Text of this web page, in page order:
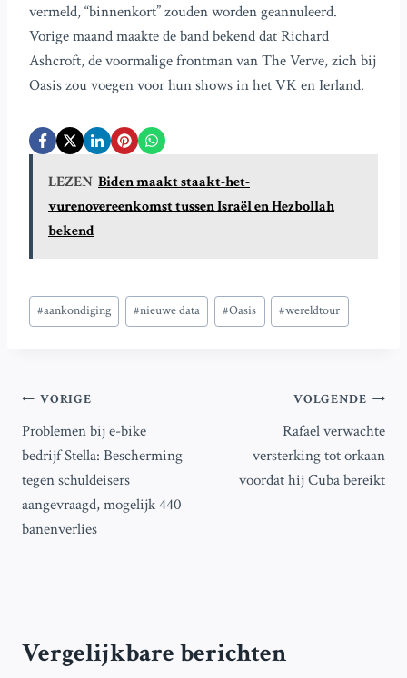
vermeld, “binnenkort” zouden worden geannuleerd.
Vorige maand maakte de band bekend dat Richard
Ashcroft, de voormalige frontman van The Verve, zich bij
Oasis zou voegen voor hun shows in het VK en Ierland.
LEZEN Biden maakt staakt-het-
vurenovereenkomst tussen Israël en Hezbollah
bekend
Bericht
tags:
#aankondiging #nieuwe data #Oasis #wereldtour
Bericht
navigatie
VORIGE
Problemen bij e-bike
bedrijf Stella: Bescherming
tegen schuldeisers
aangevraagd, mogelijk 440
banenverlies
VOLGENDE
Rafael verwachte
versterking tot orkaan
voordat hij Cuba bereikt
Vergelijkbare berichten